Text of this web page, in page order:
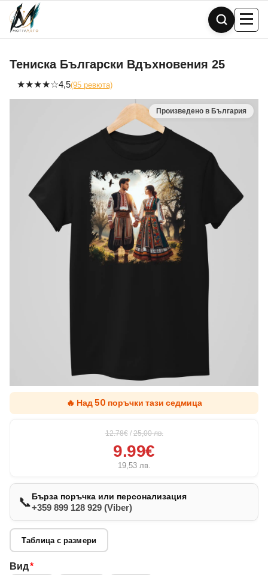
Skip
content
Тениска Български Вдъхновения 25
★★★★☆4,5(95 ревюта)
🔥 Над 50 поръчки тази седмица
12.78€ / 25,00лв.
9.99€
19,53 лв.
📞Бърза поръчка или персонализация
+359 899 128 929 (Viber)
Таблица с размери
Вид*